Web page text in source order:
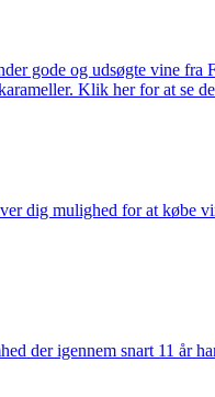
gode og udsøgte vine
Klik her for at se
dig mulighed for at købe
der igennem snart 11 år